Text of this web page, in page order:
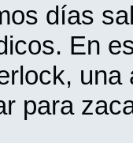
días
En
para